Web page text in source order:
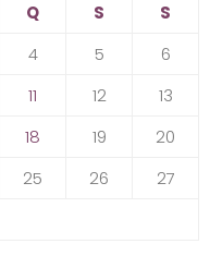
Q S
S
4 5
6
11 12
13
18 19
20
25 26
27